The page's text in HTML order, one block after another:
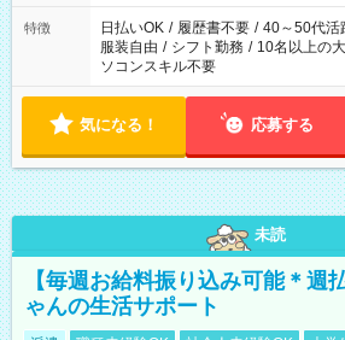
特徴 日払いOK / 履歴書不要 / 40～50代活
服装自由 / シフト勤務 / 10名以上の
ソコンスキル不要
気になる！ 応募する
未読
【毎週お給料振り込み可能＊週
ゃんの生活サポート